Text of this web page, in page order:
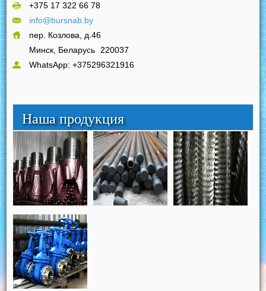
+375 17 322 66 78
info@bursnab.by
пер. Козлова, д.46
Минск, Беларусь
220037
WhatsApp: +375296321916
Наша продукция